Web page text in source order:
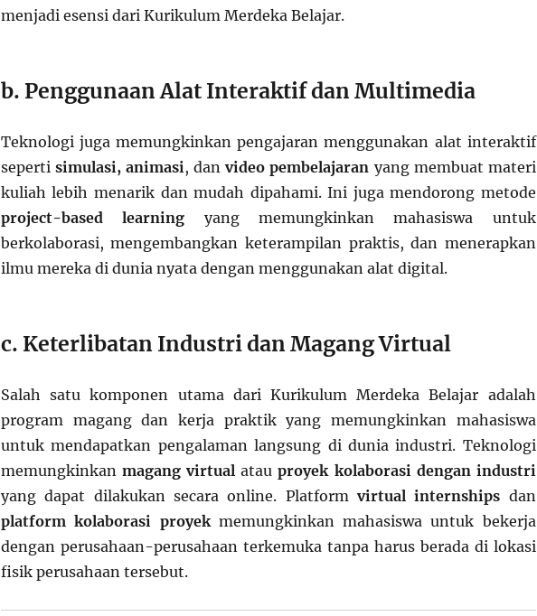
menjadi esensi dari Kurikulum Merdeka Belajar.
b. Penggunaan Alat Interaktif dan Multimedia
Teknologi juga memungkinkan pengajaran menggunakan alat interaktif
sepertisimulasi, animasi, danvideo pembelajaran yang membuat materi
kuliah lebih menarik dan mudah dipahami. Ini juga mendorong metode
project-based learning yang memungkinkan mahasiswa untuk
berkolaborasi, mengembangkan keterampilan praktis, dan menerapkan
ilmu mereka di dunia nyata dengan menggunakan alat digital.
c. Keterlibatan Industri dan Magang Virtual
Salah satu komponen utama dari Kurikulum Merdeka Belajar adalah
program magang dan kerja praktik yang memungkinkan mahasiswa
untuk mendapatkan pengalaman langsung di dunia industri. Teknologi
memungkinkanmagang virtual atauproyek kolaborasi dengan industri
yang dapat dilakukan secara online. Platformvirtual internships dan
platform kolaborasi proyekmemungkinkan mahasiswa untuk bekerja
dengan perusahaan-perusahaan terkemuka tanpa harus berada di lokasi
fisik perusahaan tersebut.